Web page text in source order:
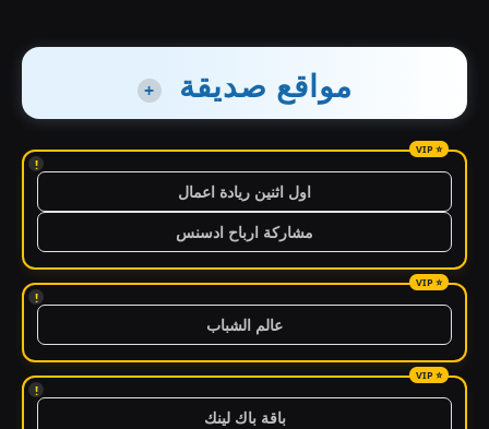
مواقع صديقة +
!
اول اثنين ريادة اعمال
مشاركة ارباح ادسنس
!
عالم الشباب
!
باقة باك لينك